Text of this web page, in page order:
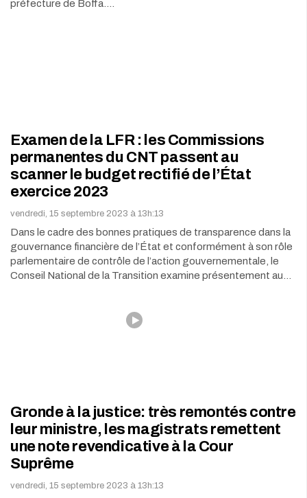
préfecture de Boffa.…
Examen de la LFR : les Commissions
permanentes du CNT passent au
scanner le budget rectifié de l’État
exercice 2023
vendredi, 15 septembre 2023 à 13h:13
Dans le cadre des bonnes pratiques de transparence dans la
gouvernance financière de l’État et conformément à son rôle
parlementaire de contrôle de l’action gouvernementale, le
Conseil National de la Transition examine présentement au…
Gronde à la justice: très remontés contre
leur ministre, les magistrats remettent
une note revendicative à la Cour
Suprême
vendredi, 15 septembre 2023 à 13h:13